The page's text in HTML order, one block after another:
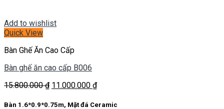
Add to wishlist
Quick View
Bàn Ghế Ăn Cao Cấp
Bàn ghế ăn cao cấp B006
15.800.000₫ Giá
là:
11.000.000 ₫Giá
tại
Bàn 1.6*0.9*0.75m, Mặt đá Ceramic